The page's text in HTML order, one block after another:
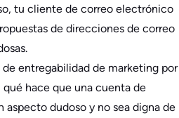
tu cliente de correo electrónico
de direcciones de correo
entregabilidad de marketing por
hace que una cuenta de
dudoso y no sea digna de